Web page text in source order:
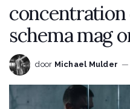
schema mag
door Michael Mulder